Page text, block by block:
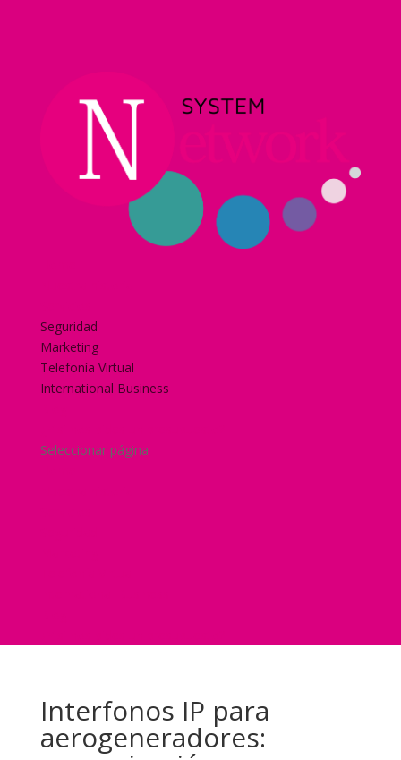
Seguridad
Marketing
Telefonía Virtual
International Business
Seleccionar página
Interfonos IP para
aerogeneradores: